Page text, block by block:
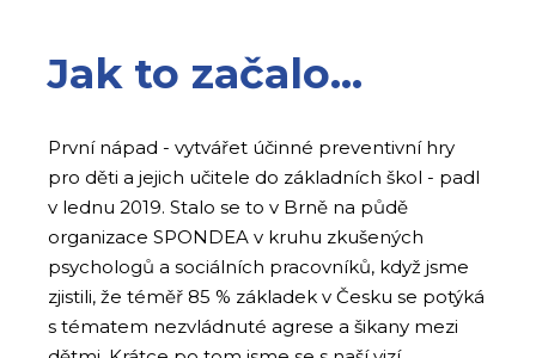
Jak to začalo...
První nápad - vytvářet účinné preventivní hry
pro děti a jejich učitele do základních škol - padl
v lednu 2019. Stalo se to v Brně na půdě
organizace SPONDEA v kruhu zkušených
psychologů a sociálních pracovníků, když jsme
zjistili, že téměř 85 % základek v Česku se potýká
s tématem nezvládnuté agrese a šikany mezi